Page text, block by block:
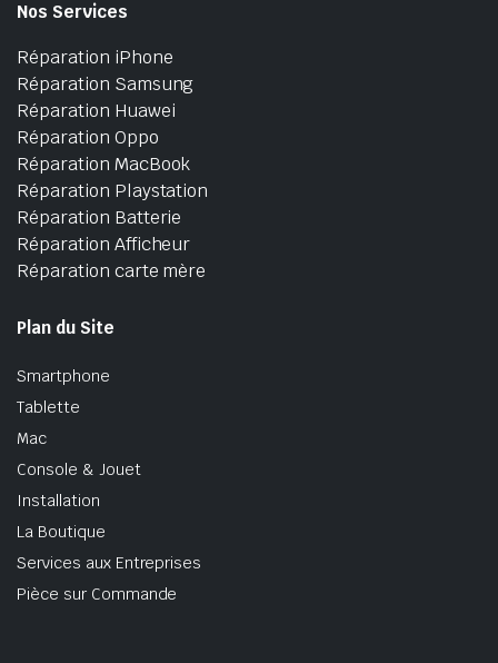
Nos Services
Réparation iPhone
Réparation Samsung
Réparation Huawei
Réparation Oppo
Réparation MacBook
Réparation Playstation
Réparation Batterie
Réparation Afficheur
Réparation carte mère
Plan du Site
Smartphone
Tablette
Mac
Console & Jouet
Installation
La Boutique
Services aux Entreprises
Pièce sur Commande